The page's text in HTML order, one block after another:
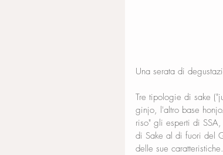
Una serata di
Tre tipologie di sake
ginjo, l'altro base
riso" gli esperti di
di Sake al di fuori del
delle sue caratteristiche.